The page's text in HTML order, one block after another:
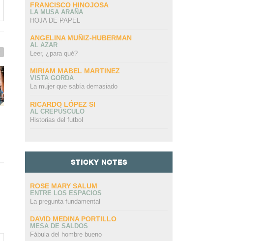
THE WREN, THE
WREN BY ANNE
FRANCISCO HINOJOSA
LA MUSA ARAÑA
HOJA DE PAPEL
ANGELINA MUÑIZ-HUBERMAN
AL AZAR
Leer, ¿para qué?
MIRIAM MABEL MARTINEZ
VISTA GORDA
La mujer que sabía demasiado
RICARDO LÓPEZ SI
AL CREPÚSCULO
Historias del futbol
STICKY NOTES
ROSE MARY SALUM
ENTRE LOS ESPACIOS
La pregunta fundamental
DAVID MEDINA PORTILLO
MESA DE SALDOS
Fábula del hombre bueno